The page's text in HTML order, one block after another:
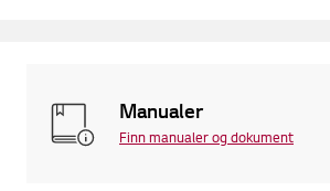
Manualer
Finn manualer og dokument